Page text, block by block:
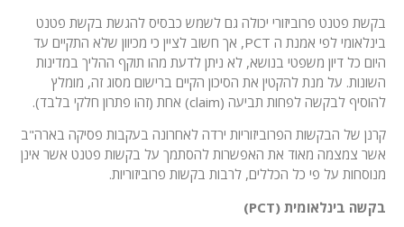
בקשת פטנט פרוביזורי יכולה גם לשמש כבסיס להגשת בקשת פטנט
בינלאומי לפי אמנת ה PCT, אך חשוב לציין כי מכיוון שלא התקיים עד
היום כל דיון משפטי בנושא, לא ניתן לדעת מהו תוקף ההליך במדינות
השונות. על מנת להקטין את הסיכון הקיים ברישום מסוג זה, מומלץ
להוסיף לבקשה לפחות תביעה (claim) אחת (זהו פתרון חלקי בלבד).
קרנן של הבקשות הפרוביזוריות ירדה לאחרונה בעקבות פסיקה בארה"ב
אשר צמצמה מאוד את האפשרות להסתמך על בקשות פטנט אשר אינן
מנוסחות על פי כל הכללים, לרבות בקשות פרוביזוריות.
בקשה בינלאומית (PCT)